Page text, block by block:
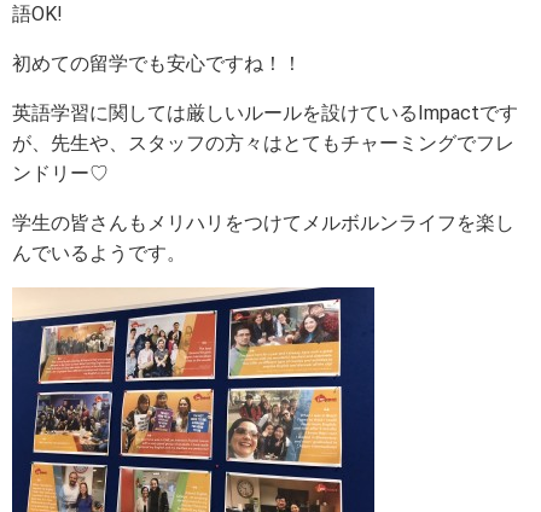
語OK!
初めての留学でも安心ですね！！
英語学習に関しては厳しいルールを設けているImpactです
が、先生や、スタッフの方々はとてもチャーミングでフレ
ンドリー♡
学生の皆さんもメリハリをつけてメルボルンライフを楽し
んでいるようです。